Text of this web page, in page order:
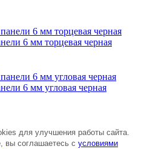
6 мм торцевая черная
6 мм угловая черная
для улучшения работы сайта.
вы соглашаетесь с условиями